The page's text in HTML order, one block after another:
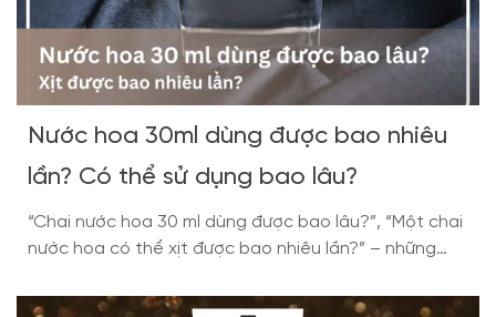
Nước hoa 30ml dùng được bao nhiêu
lần? Có thể sử dụng bao lâu?
“Chai nước hoa 30 ml dùng được bao lâu?”, “Một chai
nước hoa có thể xịt được bao nhiêu lần?” – những
ít người băn khoăn. Nhìn qua, dung tích 30ml có vẻ